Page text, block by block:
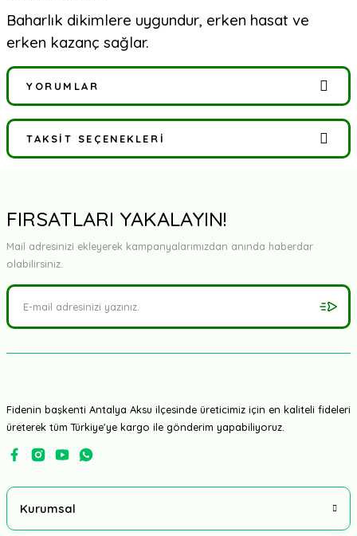
Baharlık dikimlere uygundur, erken hasat ve
erken kazanç sağlar.
YORUMLAR
Bu ürüne ilk yorumu siz yapın!
TAKSIT SEÇENEKLERI
FIRSATLARI YAKALAYIN!
Mail adresinizi ekleyerek kampanyalarımızdan anında haberdar
olabilirsiniz.
Fidenin başkenti Antalya Aksu ilçesinde üreticimiz için en kaliteli fideleri
üreterek tüm Türkiye'ye kargo ile gönderim yapabiliyoruz.
Kurumsal